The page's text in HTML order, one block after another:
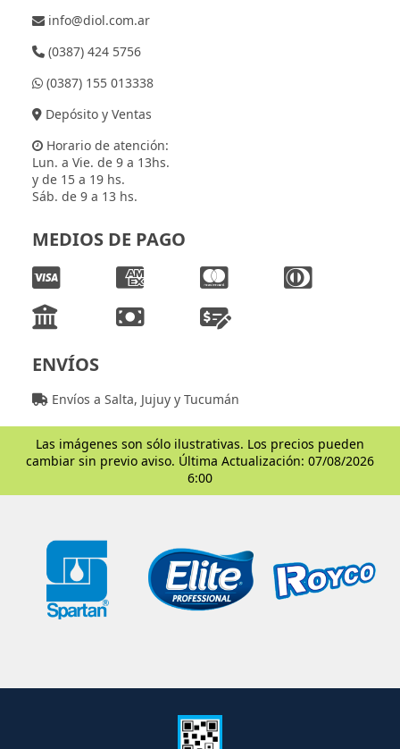
info@diol.com.ar
(0387) 424 5756
(0387) 155 013338
Depósito y Ventas
Horario de atención:
Lun. a Vie. de 9 a 13hs.
y de 15 a 19 hs.
Sáb. de 9 a 13 hs.
MEDIOS DE PAGO
ENVÍOS
Envíos a Salta, Jujuy y Tucumán
Las imágenes son sólo ilustrativas. Los precios pueden
cambiar sin previo aviso. Última Actualización: 07/08/2026
6:00